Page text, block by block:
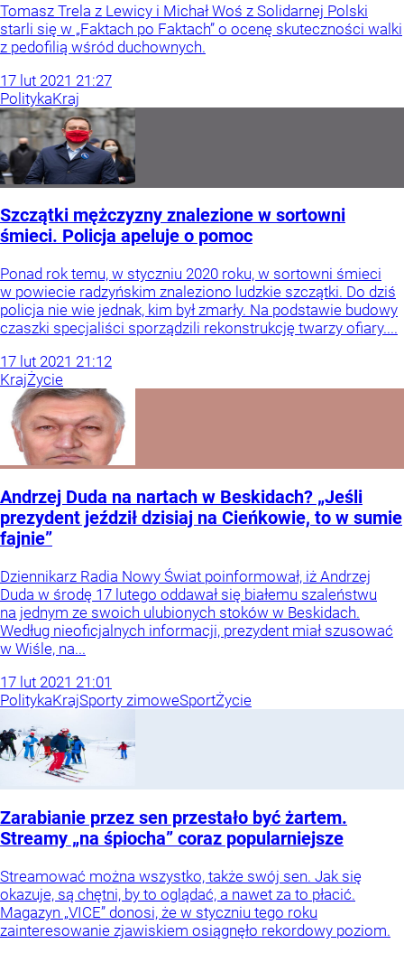
Tomasz Trela z Lewicy i Michał Woś z Solidarnej Polski
starli się w „Faktach po Faktach” o ocenę skuteczności walki
z pedofilią wśród duchownych.
17 lut 2021 21:27
PolitykaKraj
Szczątki mężczyzny znalezione w sortowni
śmieci. Policja apeluje o pomoc
Ponad rok temu, w styczniu 2020 roku, w sortowni śmieci
w powiecie radzyńskim znaleziono ludzkie szczątki. Do dziś
policja nie wie jednak, kim był zmarły. Na podstawie budowy
czaszki specjaliści sporządzili rekonstrukcję twarzy ofiary....
17 lut 2021 21:12
KrajŻycie
Andrzej Duda na nartach w Beskidach? „Jeśli
prezydent jeździł dzisiaj na Cieńkowie, to w sumie
fajnie”
Dziennikarz Radia Nowy Świat poinformował, iż Andrzej
Duda w środę 17 lutego oddawał się białemu szaleństwu
na jednym ze swoich ulubionych stoków w Beskidach.
Według nieoficjalnych informacji, prezydent miał szusować
w Wiśle, na...
17 lut 2021 21:01
PolitykaKrajSporty zimoweSportŻycie
Zarabianie przez sen przestało być żartem.
Streamy „na śpiocha” coraz popularniejsze
Streamować można wszystko, także swój sen. Jak się
okazuje, są chętni, by to oglądać, a nawet za to płacić.
Magazyn „VICE” donosi, że w styczniu tego roku
zainteresowanie zjawiskiem osiągnęło rekordowy poziom.